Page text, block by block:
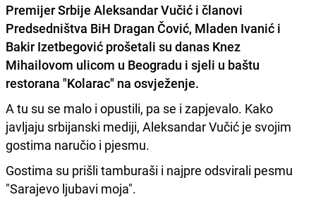
Premijer Srbije Aleksandar Vučić i članovi
Predsedništva BiH Dragan Čović, Mladen Ivanić i
Bakir Izetbegović prošetali su danas Knez
Mihailovom ulicom u Beogradu i sjeli u baštu
restorana "Kolarac" na osvježenje.
A tu su se malo i opustili, pa se i zapjevalo. Kako
javljaju srbijanski mediji, Aleksandar Vučić je svojim
gostima naručio i pjesmu.
Gostima su prišli tamburaši i najpre odsvirali pesmu
"Sarajevo ljubavi moja".